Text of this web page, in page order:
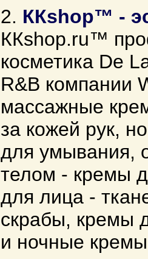
2. ККshop™ -
ККshop.ru™
косметика De
R&B компании
массажные
за кожей рук,
для умывания,
телом - кремы
для лица -
скрабы, кремы
и ночные